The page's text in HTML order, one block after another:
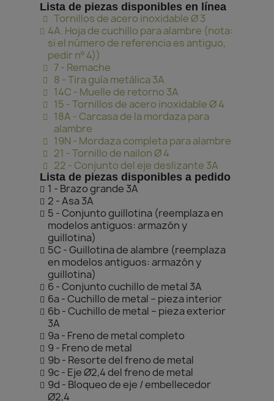
Lista de piezas disponibles en línea
Tornillos de acero inoxidable Ø 3
4A. Hoja de cuchillo para alambre (nota:
si el número de referencia es antiguo,
pedir nº 4))
7 - Remache
8 - Tira guía metálica 3A
14C - Muelle de retorno 3A
15 - Tornillos de acero inoxidable Ø 4
18A - Carcasa de la mordaza para
alambre
19N - Mordaza completa para alambre
21 - Tornillo de nailon Ø 4
22 - Conjunto del eje deslizante 3A
Lista de piezas disponibles a pedido
1 - Brazo grande 3A
2 - Asa 3A
5 - Conjunto guillotina (reemplaza en
modelos antiguos: armazón y
guillotina)
5C - Guillotina de alambre (reemplaza
en modelos antiguos: armazón y
guillotina)
6 - Conjunto cuchillo de metal 3A
6a - Cuchillo de metal – pieza interior
6b - Cuchillo de metal – pieza exterior
3A
9a - Freno de metal completo
9 - Freno de metal
9b - Resorte del freno de metal
9c - Eje Ø2,4 del freno de metal
9d - Bloqueo de eje / embellecedor
Ø2,4